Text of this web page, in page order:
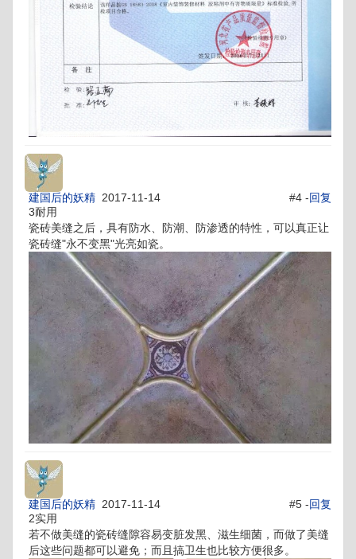
建国后的妖精 2017-11-14 #4 -回复
3耐用
瓷砖美缝之后，具有防水、防潮、防渗透的特性，可以真正让
瓷砖缝"永不变黑"光亮如瓷。
建国后的妖精 2017-11-14 #5 -回复
2实用
若不做美缝的瓷砖缝隙容易变脏发黑、滋生细菌，而做了美缝
后这些问题都可以避免；而且搞卫生也比较方便很多。